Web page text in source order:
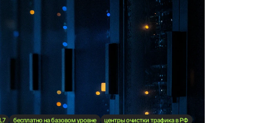
бесплатно на базовом уровне центры очистки трафика в РФ